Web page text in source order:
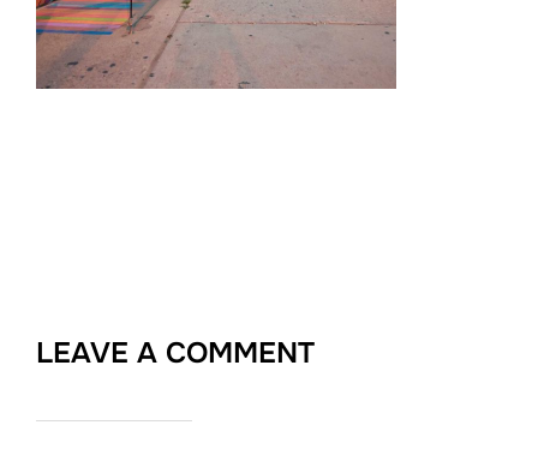
LEAVE A COMMENT